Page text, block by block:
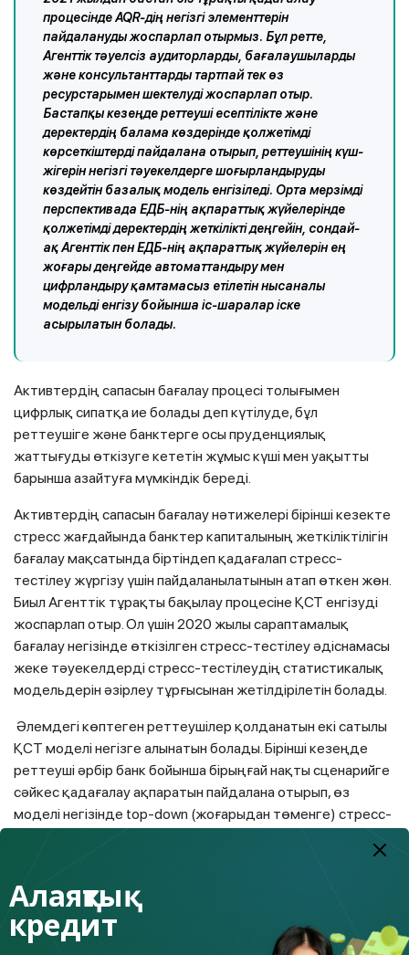
процесінде AQR-дің негізгі элементтерін
пайдалануды жоспарлап отырмыз. Бұл ретте,
Агенттік тәуелсіз аудиторларды, бағалаушыларды
және консультанттарды тартпай тек өз
ресурстарымен шектелуді жоспарлап отыр.
Бастапқы кезеңде реттеуші есептілікте және
деректердің балама көздерінде қолжетімді
көрсеткіштерді пайдалана отырып, реттеушінің күш-
жігерін негізгі тәуекелдерге шоғырландыруды
көздейтін базалық модель енгізіледі. Орта мерзімді
перспективада ЕДБ-нің ақпараттық жүйелерінде
қолжетімді деректердің жеткілікті деңгейін, сондай-
ақ Агенттік пен ЕДБ-нің ақпараттық жүйелерін ең
жоғары деңгейде автоматтандыру мен
цифрландыру қамтамасыз етілетін нысаналы
модельді енгізу бойынша іс-шаралар іске
асырылатын болады.
Активтердің сапасын бағалау процесі толығымен
цифрлық сипатқа ие болады деп күтілуде, бұл
реттеушіге және банктерге осы пруденциялық
жаттығуды өткізуге кететін жұмыс күші мен уақытты
барынша азайтуға мүмкіндік береді.
Активтердің сапасын бағалау нәтижелері бірінші кезекте
стресс жағдайында банктер капиталының жеткіліктілігін
бағалау мақсатында біртіндеп қадағалап стресс-
тестілеу жүргізу үшін пайдаланылатынын атап өткен жөн.
Биыл Агенттік тұрақты бақылау процесіне ҚСТ енгізуді
жоспарлап отыр. Ол үшін 2020 жылы сараптамалық
бағалау негізінде өткізілген стресс-тестілеу әдіснамасы
жеке тәуекелдерді стресс-тестілеудің статистикалық
модельдерін әзірлеу тұрғысынан жетілдірілетін болады.
Әлемдегі көптеген реттеушілер қолданатын екі сатылы
ҚСT моделі негізге алынатын болады. Бірінші кезеңде
реттеуші әрбір банк бойынша бірыңғай нақты сценарийге
сәйкес қадағалау ақпаратын пайдалана отырып, өз
моделі негізінде top-down (жоғарыдан төменге) стресс-
реттеушінің нұсқаулары мен сценарийлеріне сәйкес
өздерінің bottom-up (төменнен жоғарыға) стресс-
тесттерінің есебін жүргізеді.
Алаяқтық
кредит